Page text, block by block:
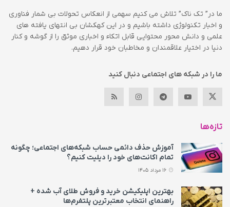
ما در” تک ناک” تلاش می کنیم سهمی از انعکاس تحولات بی شمار فناوری
و اخبار تکنولوژی داشته باشیم و در این کهکشان بی انتهای یافته های
علمی و دانش محور محتوایی قابل اتکاء و اخباری موثق را از گوشه و کنار
دنیا در اختیار علاقمندان و مخاطبان خود قرار دهیم.
ما را در شبکه های اجتماعی دنبال کنید
تازه‌ها
آموزش حذف دائمی حساب شبکه‌های اجتماعی؛ چگونه
تمام اکانت‌های خود را دیلیت کنیم؟
بهترین اپلیکیشن خرید و فروش طلای آب شده +
راهنمای انتخاب معتبرترین پلتفرم‌ها